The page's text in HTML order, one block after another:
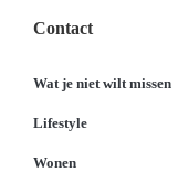
Contact
Wat je niet wilt missen
Lifestyle
Wonen